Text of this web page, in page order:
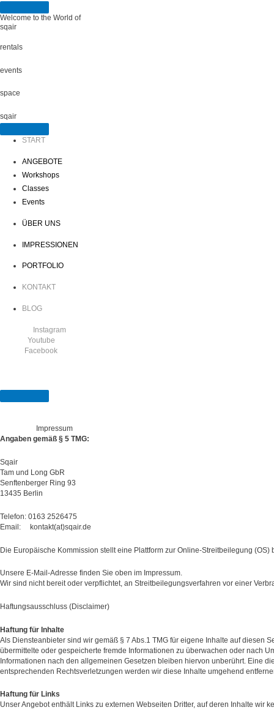
Welcome to the World of
sqair
rentals
events
space
sqair
START
ANGEBOTE
Workshops
Classes
Events
ÜBER UNS
IMPRESSIONEN
PORTFOLIO
KONTAKT
BLOG
Instagram
Youtube
Facebook
Impressum
Impressum
Angaben gemäß § 5 TMG:
Sqair
Tam und Long GbR
Senftenberger Ring 93
13435 Berlin
Telefon: 0163 2526475
Email: kontakt(at)sqair.de
Die Europäische Kommission stellt eine Plattform zur Online-Streitbeilegung (OS)
Unsere E-Mail-Adresse finden Sie oben im Impressum.
Wir sind nicht bereit oder verpflichtet, an Streitbeilegungsverfahren vor einer
Haftungsausschluss (Disclaimer)
Haftung für Inhalte
Als Diensteanbieter sind wir gemäß § 7 Abs.1 TMG für eigene Inhalte auf diesen
übermittelte oder gespeicherte fremde Informationen zu überwachen oder nach
Informationen nach den allgemeinen Gesetzen bleiben hiervon unberührt. Eine
entsprechenden Rechtsverletzungen werden wir diese Inhalte umgehend
Haftung für Links
Unser Angebot enthält Links zu externen Webseiten Dritter, auf deren Inhalte